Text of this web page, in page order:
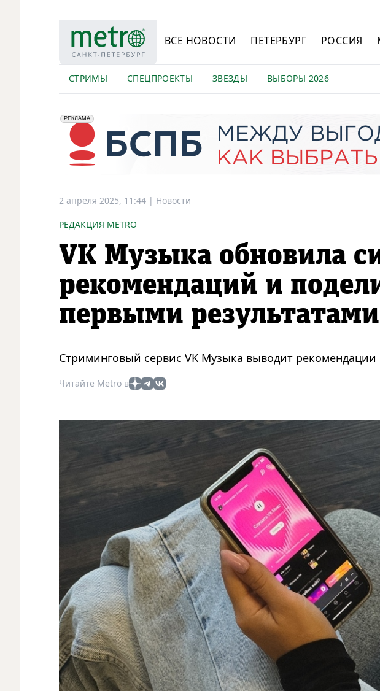
ВСЕ НОВОСТИ ПЕТЕРБУРГ РОССИЯ
СТРИМЫ СПЕЦПРОЕКТЫ ЗВЕЗДЫ ВЫБОРЫ 2026
erid: 2VfnxyFybV5
РЕКЛАМА
ПАО "Банк "Санкт-Петербург", ИНН: 7831000027
2 апреля 2025, 11:44 | Новости
РЕДАКЦИЯ METRO
VK Музыка обновила
рекомендаций и
первыми результатами
Стриминговый сервис VK Музыка выводит
Читайте Metro в